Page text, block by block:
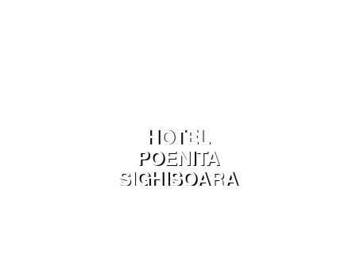
HOTEL
POENITA
SIGHISOARA